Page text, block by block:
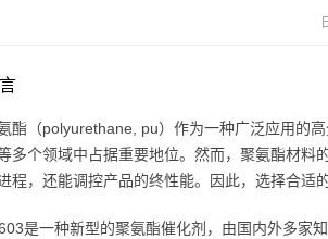
酯（polyurethane, pu）作为一种广泛应用的
多个领域中占据重要地位。然而，聚氨酯材料
程，还能调控产品的终性能。因此，选择合适
是一种新型的聚氨酯催化剂，由国内外多家